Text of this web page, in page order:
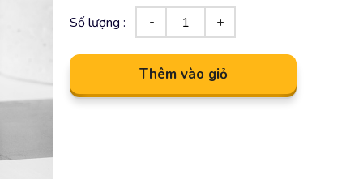
Số lượng :
Thêm vào giỏ